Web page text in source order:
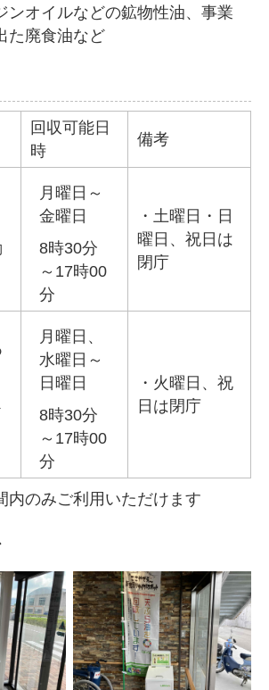
ンオイルなどの鉱物性油、事業
た廃食油など
回収可能日
時
備考
月曜日～
金曜日
8時30分
～17時00
分
・土曜日・日
曜日、祝日は
閉庁
月曜日、
水曜日～
日曜日
8時30分
～17時00
分
・火曜日、祝
日は閉庁
内のみご利用いただけます